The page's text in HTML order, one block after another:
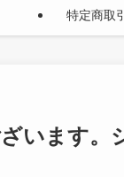
特定商取
います。